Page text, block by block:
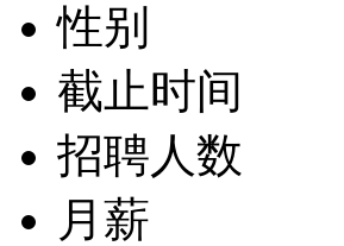
性别
截止时间
招聘人数
月薪